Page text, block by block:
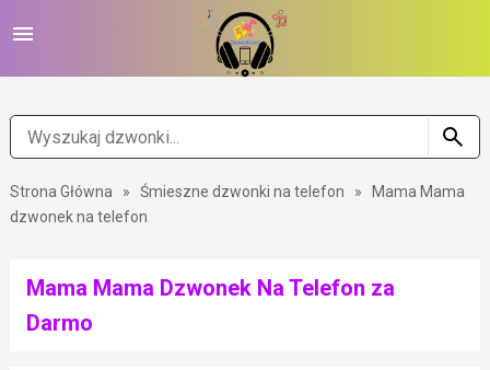
Strona Główna » Śmieszne dzwonki na telefon »
Mama Mama
dzwonek na telefon
Mama Mama Dzwonek Na Telefon za
Darmo